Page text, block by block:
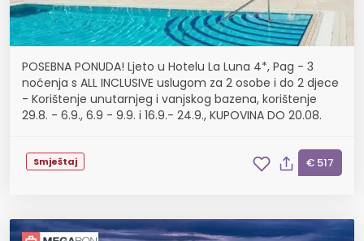
POSEBNA PONUDA! Ljeto u Hotelu La Luna 4*, Pag - 3
noćenja s ALL INCLUSIVE uslugom za 2 osobe i do 2 djece
- Korištenje unutarnjeg i vanjskog bazena, korištenje
29.8. - 6.9., 6.9 - 9.9. i 16.9.- 24.9., KUPOVINA DO 20.08.
Smještaj € 517